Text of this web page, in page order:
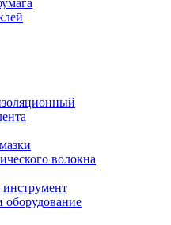
волокна